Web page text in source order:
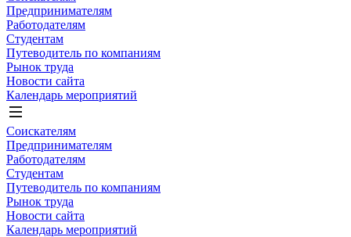
Предпринимателям
Работодателям
Студентам
Путеводитель по компаниям
Рынок труда
Новости сайта
Календарь мероприятий
Соискателям
Предпринимателям
Работодателям
Студентам
Путеводитель по компаниям
Рынок труда
Новости сайта
Календарь мероприятий